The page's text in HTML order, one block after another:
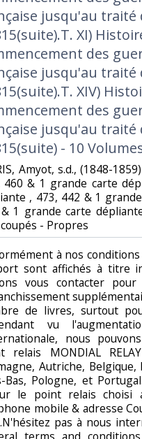
jusqu'au traité
XI)
des
jusqu'au traité
XIV)
des
jusqu'au traité
- 10
Amyot, s.d., (1848-
460 & 1 grande carte
, 473, 442 & 1
1 grande carte
- Propres‎
à nos
sont affichés à titre
vous contacter
de livres, surtout
vu
nous
relais MONDIAL
Autriche,
Bas, Pologne, et
le point relais choisi
mobile & adresse
pas à nous
terms and